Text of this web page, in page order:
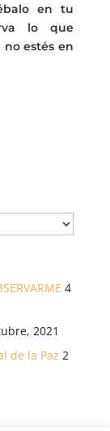
en tu
lo que
estés en
4
2021
de la Paz 2